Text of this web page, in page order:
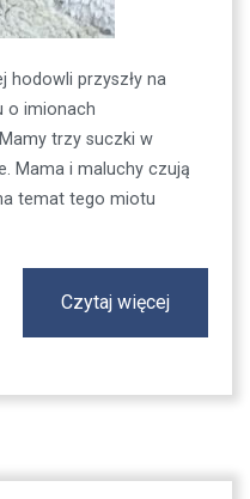
hodowli przyszły na
o imionach
trzy suczki w
Mama i maluchy czują
temat tego miotu
Czytaj więcej